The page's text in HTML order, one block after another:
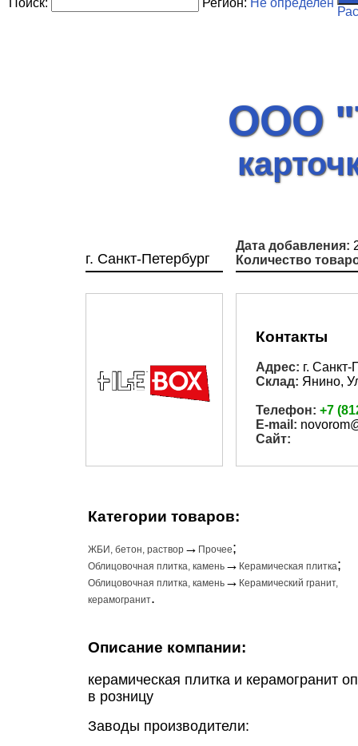
Поиск: Регион: Не определен
ООО
г. Санкт-Петербург
Дата добавления:
Количество
Контакты
Адрес: г.
Склад: Янино,
Телефон: +7
E-mail:
Сайт:
Категории товаров:
ЖБИ, бетон, раствор→ Прочее;
Облицовочная плитка, камень→ Керамическая плитка;
Облицовочная плитка, камень→ Керамический гранит,
керамогранит.
Описание компании:
керамическая плитка и керамогранит
в розницу
Заводы производители: